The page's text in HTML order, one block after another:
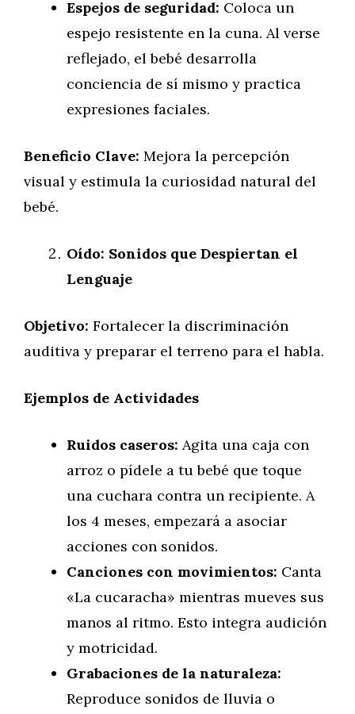
Espejos de seguridad: Coloca un
espejo resistente en la cuna. Al verse
reflejado, el bebé desarrolla
conciencia de sí mismo y practica
expresiones faciales.
Beneficio Clave: Mejora la percepción
visual y estimula la curiosidad natural del
bebé.
Oído: Sonidos que Despiertan el
Lenguaje
Objetivo: Fortalecer la discriminación
auditiva y preparar el terreno para el habla.
Ejemplos de Actividades
Ruidos caseros: Agita una caja con
arroz o pídele a tu bebé que toque
una cuchara contra un recipiente. A
los 4 meses, empezará a asociar
acciones con sonidos.
Canciones con movimientos: Canta
«La cucaracha» mientras mueves sus
manos al ritmo. Esto integra audición
y motricidad.
Grabaciones de la naturaleza:
Reproduce sonidos de lluvia o